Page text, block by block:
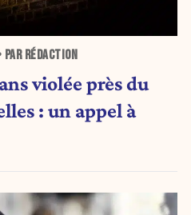
RÉDACTION
violée près du
: un appel à